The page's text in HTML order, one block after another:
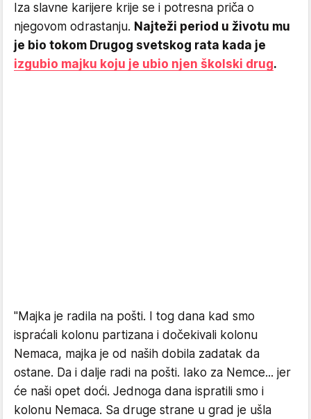
Iza slavne karijere krije se i potresna priča o
njegovom odrastanju. Najteži period u životu mu
je bio tokom Drugog svetskog rata kada je
izgubio majku koju je ubio njen školski drug.
"Majka je radila na pošti. I tog dana kad smo
ispraćali kolonu partizana i dočekivali kolonu
Nemaca, majka je od naših dobila zadatak da
ostane. Da i dalje radi na pošti. Iako za Nemce... jer
će naši opet doći. Jednoga dana ispratili smo i
kolonu Nemaca. Sa druge strane u grad je ušla